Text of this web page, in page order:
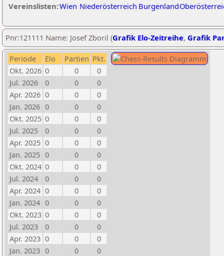
Vereinslisten:Wien Niederösterreich Burgenland
Pnr:121111 Name: Josef Zboril (Grafik Elo-Zeitreihe, Grafik
Periode Elo Partien Pkt.
Okt. 2026 0 0
0
Jul. 2026
0 0
0
Apr. 2026 0 0
0
Jan. 2026 0 0
0
Okt. 2025 0 0
0
Jul. 2025
0 0
0
Apr. 2025 0 0
0
Jan. 2025 0 0
0
Okt. 2024 0 0
0
Jul. 2024
0 0
0
Apr. 2024 0 0
0
Jan. 2024 0 0
0
Okt. 2023 0 0
0
Jul. 2023
0 0
0
Apr. 2023 0 0
0
Jan. 2023 0 0
0